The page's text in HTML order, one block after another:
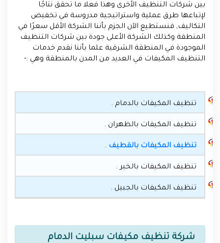
بين شركات التنظيف الأخرى وهذا فعلا ما تحقق نتاجًا
لإتباعها طرق عملية واستراتيجية مدروسة في تخفيض
التكاليف, فنستطيع الآن الجزم بأننا الشركة الأقل سعرًا في
المنطقة وكذلك الشركة الأعلى جودة بين شركات التنظيف
الموجودة في المنطقة الشرقية علما بأننا نقدم خدمات
التنظيف المكيفات في العديد من المدن بالمنطقة وهي :-
تنظيف المكيفات بالدمام .
تنظيف المكيفات بالظهران .
تنظيف المكيفات بالقطيف .
تنظيف المكيفات بالخبر .
تنظيف المكيفات بالجبيل .
شركة تنظيف مكيفات سبليت الدمام